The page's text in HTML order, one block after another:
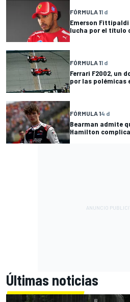
FÓRMULA 11 d
Emerson
lucha por el título
FÓRMULA 11 d
Ferrari F2002, un
por las polémicas
FÓRMULA 14 d
Bearman admite
Hamilton complica
Últimas noticias